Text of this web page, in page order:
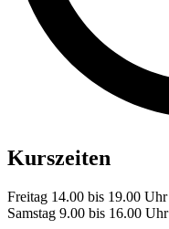
Kurszeiten
Freitag 14.00 bis 19.00 Uhr
Samstag 9.00 bis 16.00 Uhr